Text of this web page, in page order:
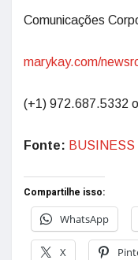
Comunicações
marykay.com/
(+1) 972.687.5332
Fonte: BUSINESS
Compartilhe isso:
WhatsApp
X